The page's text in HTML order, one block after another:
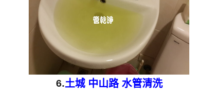
6.土城 中山路 水管清洗